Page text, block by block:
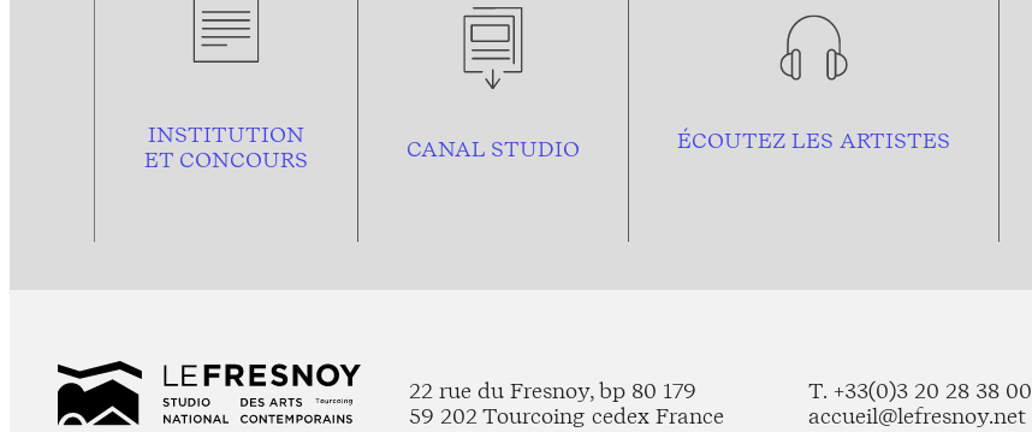
INSTITUTION
ET CONCOURS
CANAL STUDIO ÉCOUTEZ LES ARTISTES
22 rue du Fresnoy, bp 80 179
59 202 Tourcoing cedex France
T. +33(0)3 20 28 38 00
accueil@lefresnoy.net